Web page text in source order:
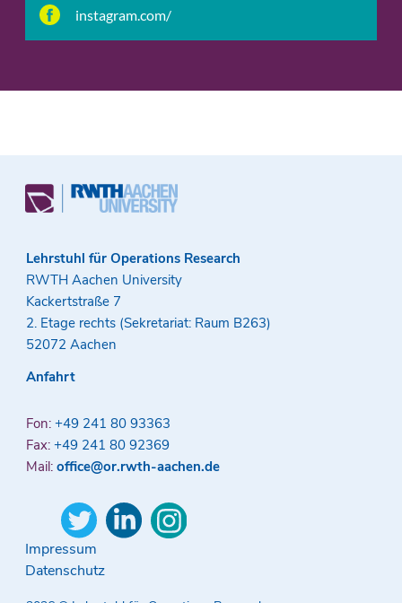
instagram.com/
Lehrstuhl für Operations Research
RWTH Aachen University
Kackertstraße 7
2. Etage rechts (Sekretariat: Raum B263)
52072 Aachen
Anfahrt
Fon: +49 241 80 93363
Fax: +49 241 80 92369
Mail: office@or.rwth-aachen.de
Impressum
Datenschutz